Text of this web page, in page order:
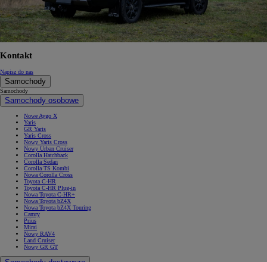
Kontakt
Napisz do nas
Samochody
Samochody
Samochody osobowe
Nowe Aygo X
Yaris
GR Yaris
Yaris Cross
Nowy Yaris Cross
Nowy Urban Cruiser
Corolla Hatchback
Corolla Sedan
Corolla TS Kombi
Nowa Corolla Cross
Toyota C-HR
Toyota C-HR Plug-in
Nowa Toyota C-HR+
Nowa Toyota bZ4X
Nowa Toyota bZ4X Touring
Camry
Prius
Mirai
Nowy RAV4
Land Cruiser
Nowy GR GT